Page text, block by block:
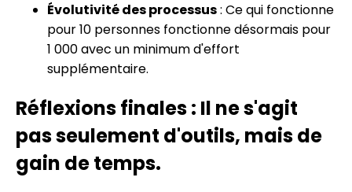
Évolutivité des processus: Ce qui fonctionne
pour 10 personnes fonctionne désormais pour
1 000 avec un minimum d'effort
supplémentaire.
Réflexions finales : Il ne s'agit
pas seulement d'outils, mais de
gain de temps.